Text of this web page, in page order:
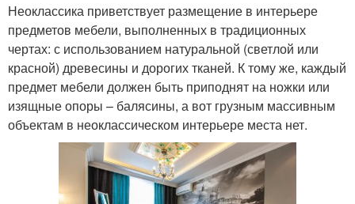
Неоклассика приветствует размещение в интерьере
предметов мебели, выполненных в традиционных
чертах: с использованием натуральной (светлой или
красной) древесины и дорогих тканей. К тому же, каждый
предмет мебели должен быть приподнят на ножки или
изящные опоры – балясины, а вот грузным массивным
объектам в неоклассическом интерьере места нет.